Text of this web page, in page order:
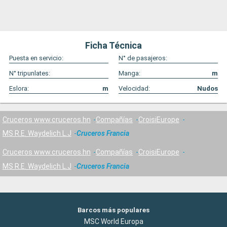
Ficha Técnica
Puesta en servicio:
N° de pasajeros:
N° tripunlates:
Manga:
m
Eslora:
m Velocidad: Nudos
Cruceros www.cruceros.hn Compañías
CroisiEurope
MS R.E. Waydelich L.J
Cruceros Francia
Cruceros www.cruceros.hn Compañías
CroisiEurope
MS R.E. Waydelich L.J
Cruceros Francia
Barcos más populares
MSC World Europa